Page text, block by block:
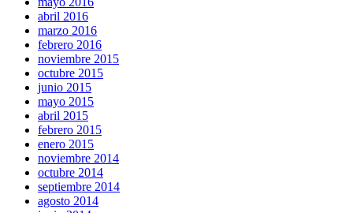
abril 2016
marzo 2016
febrero 2016
noviembre 2015
octubre 2015
junio 2015
mayo 2015
abril 2015
febrero 2015
enero 2015
noviembre 2014
octubre 2014
septiembre 2014
agosto 2014